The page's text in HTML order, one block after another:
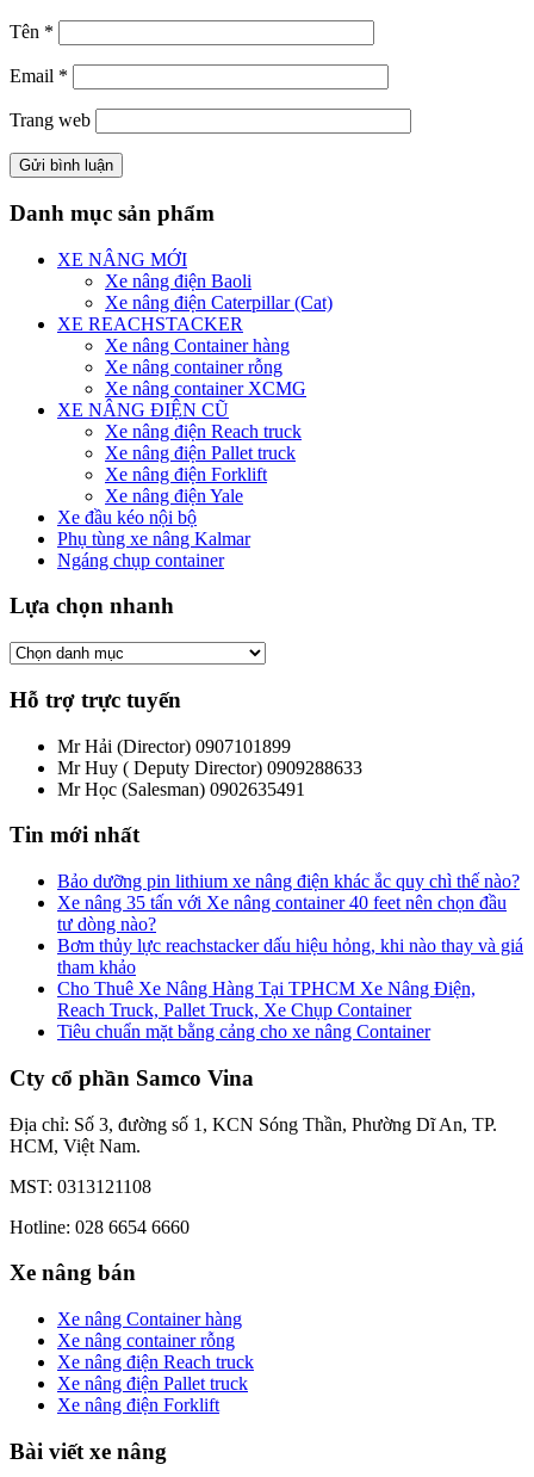
Tên *
Email *
Trang web
Danh mục sản phẩm
XE NÂNG MỚI
Xe nâng điện Baoli
Xe nâng điện Caterpillar (Cat)
XE REACHSTACKER
Xe nâng Container hàng
Xe nâng container rỗng
Xe nâng container XCMG
XE NÂNG ĐIỆN CŨ
Xe nâng điện Reach truck
Xe nâng điện Pallet truck
Xe nâng điện Forklift
Xe nâng điện Yale
Xe đầu kéo nội bộ
Phụ tùng xe nâng Kalmar
Ngáng chụp container
Lựa chọn nhanh
Hỗ trợ trực tuyến
Mr Hải (Director) 0907101899
Mr Huy ( Deputy Director) 0909288633
Mr Học (Salesman) 0902635491
Tin mới nhất
Bảo dưỡng pin lithium xe nâng điện khác ắc quy chì thế nào?
Xe nâng 35 tấn với Xe nâng container 40 feet nên chọn đầu
tư dòng nào?
Bơm thủy lực reachstacker dấu hiệu hỏng, khi nào thay và giá
tham khảo
Cho Thuê Xe Nâng Hàng Tại TPHCM Xe Nâng Điện,
Reach Truck, Pallet Truck, Xe Chụp Container
Tiêu chuẩn mặt bằng cảng cho xe nâng Container
Cty cổ phần Samco Vina
Địa chỉ: Số 3, đường số 1, KCN Sóng Thần, Phường Dĩ An, TP.
HCM, Việt Nam.
MST: 0313121108
Hotline: 028 6654 6660
Xe nâng bán
Xe nâng Container hàng
Xe nâng container rỗng
Xe nâng điện Reach truck
Xe nâng điện Pallet truck
Xe nâng điện Forklift
Bài viết xe nâng